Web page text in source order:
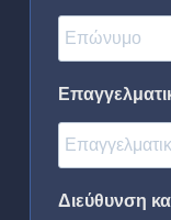
Διεύθυνση